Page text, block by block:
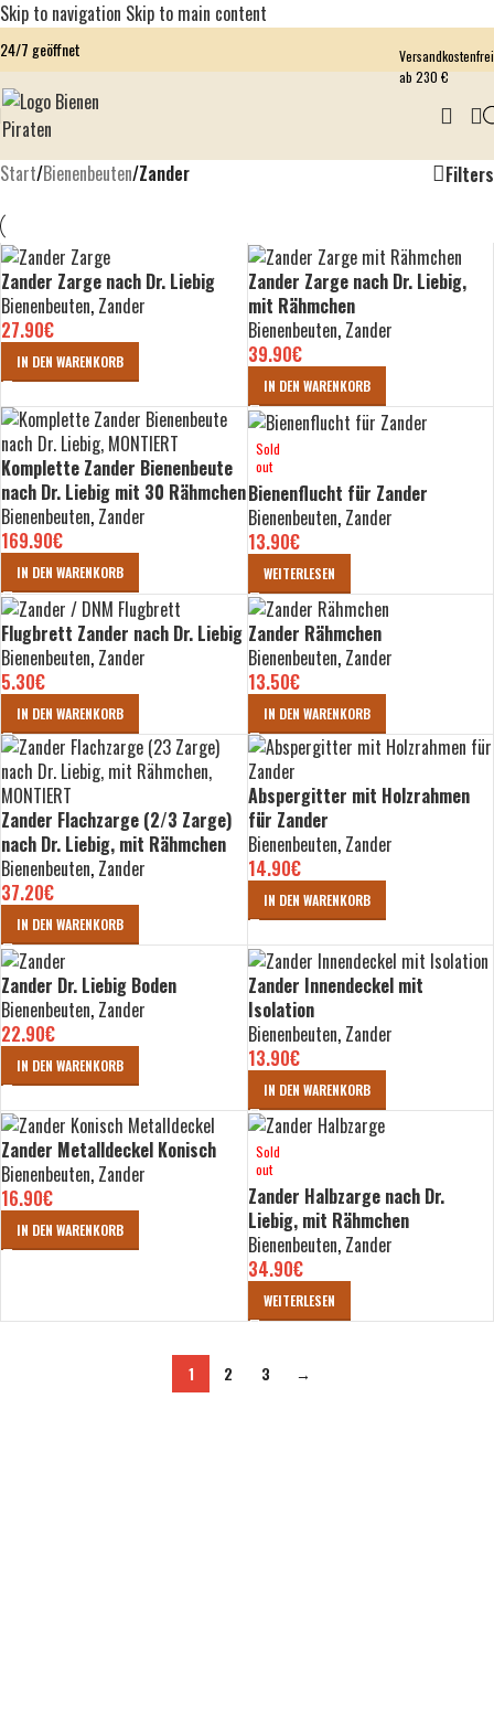
Skip to navigation Skip to main content
24/7 geöffnet
Versandkostenfrei
ab 230 €
Start/Bienenbeuten/Zander Filters
Zander Zarge nach Dr. Liebig
Bienenbeuten, Zander
27.90€
IN DEN WARENKORB
Zander Zarge nach Dr. Liebig,
mit Rähmchen
Bienenbeuten, Zander
39.90€
IN DEN WARENKORB
Komplette Zander Bienenbeute
nach Dr. Liebig mit 30 Rähmchen
Bienenbeuten, Zander
169.90€
IN DEN WARENKORB
Sold
out
Bienenflucht für Zander
Bienenbeuten, Zander
13.90€
WEITERLESEN
Flugbrett Zander nach Dr. Liebig
Bienenbeuten, Zander
5.30€
IN DEN WARENKORB
Zander Rähmchen
Bienenbeuten, Zander
13.50€
IN DEN WARENKORB
Zander Flachzarge (2/3 Zarge)
nach Dr. Liebig, mit Rähmchen
Bienenbeuten, Zander
37.20€
IN DEN WARENKORB
Abspergitter mit Holzrahmen
für Zander
Bienenbeuten, Zander
14.90€
IN DEN WARENKORB
Zander Dr. Liebig Boden
Bienenbeuten, Zander
22.90€
IN DEN WARENKORB
Zander Innendeckel mit
Isolation
Bienenbeuten, Zander
13.90€
IN DEN WARENKORB
Zander Metalldeckel Konisch
Bienenbeuten, Zander
16.90€
IN DEN WARENKORB
Sold
out
Zander Halbzarge nach Dr.
Liebig, mit Rähmchen
Bienenbeuten, Zander
34.90€
WEITERLESEN
1 2 3 →